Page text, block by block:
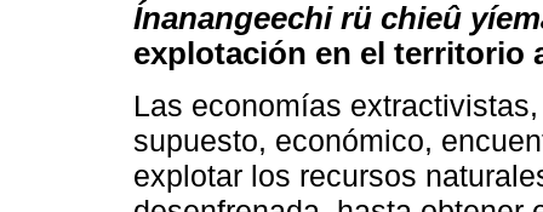
Ínanangeechi rü chieû
explotación en el territorio
Las economías
supuesto, económico,
explotar los recursos